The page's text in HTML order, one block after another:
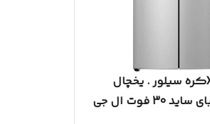
یخچال X945کره سیلور . یخچال
فریزر ساید بای ساید 30 فوت ال جی